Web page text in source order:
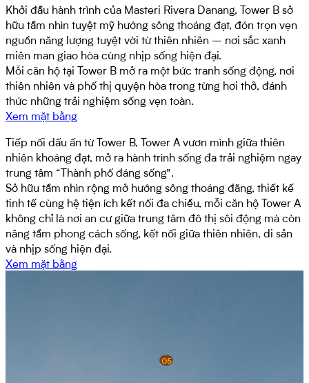
Khởi đầu hành trình của Masteri Rivera Danang, Tower B sở
hữu tầm nhìn tuyệt mỹ hướng sông thoáng đạt, đón trọn vẹn
nguồn năng lượng tuyệt vời từ thiên nhiên – nơi sắc xanh
miên man giao hòa cùng nhịp sống hiện đại.
Mỗi căn hộ tại Tower B mở ra một bức tranh sống động, nơi
thiên nhiên và phố thị quyện hòa trong từng hơi thở, đánh
thức những trải nghiệm sống vẹn toàn.
Xem mặt bằng
Tiếp nối dấu ấn từ Tower B, Tower A vươn mình giữa thiên
nhiên khoáng đạt, mở ra hành trình sống đa trải nghiệm ngay
trung tâm “Thành phố đáng sống”.
Sở hữu tầm nhìn rộng mở hướng sông thoáng đãng, thiết kế
tinh tế cùng hệ tiện ích kết nối đa chiều, mỗi căn hộ Tower A
không chỉ là nơi an cư giữa trung tâm đô thị sôi động mà còn
nâng tầm phong cách sống, kết nối giữa thiên nhiên, di sản
và nhịp sống hiện đại.
Xem mặt bằng
05